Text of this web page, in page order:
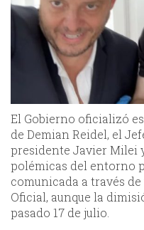
El Gobierno oficializó
de Demian Reidel, el
presidente Javier Milei
polémicas del entorno
comunicada a través
Oficial, aunque la
pasado 17 de julio.